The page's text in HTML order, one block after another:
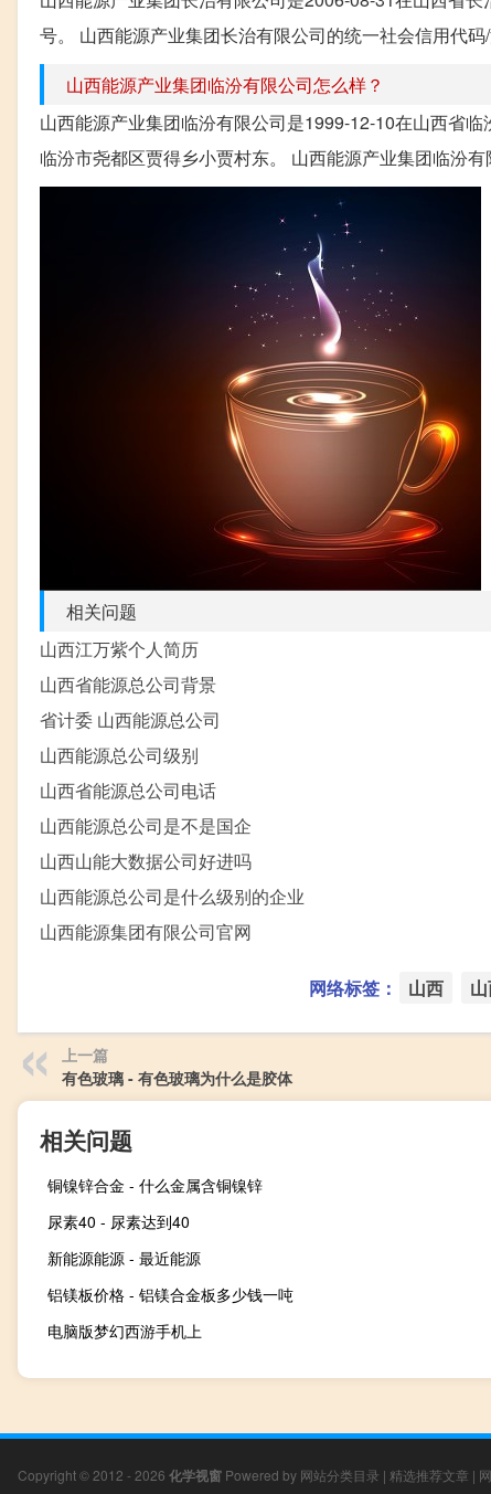
号。 山西能源产业集团长治有限公司的统一社会信用代
山西能源产业集团临汾有限公司怎么样？
山西能源产业集团临汾有限公司是1999-12-10在山西省
临汾市尧都区贾得乡小贾村东。 山西能源产业集团临汾
相关问题
山西江万紫个人简历
山西省能源总公司背景
省计委 山西能源总公司
山西能源总公司级别
山西省能源总公司电话
山西能源总公司是不是国企
山西山能大数据公司好进吗
山西能源总公司是什么级别的企业
山西能源集团有限公司官网
网络标签： 山西
上一篇
有色玻璃 - 有色玻璃为什么是胶体
相关问题
铜镍锌合金 - 什么金属含铜镍锌
尿素40 - 尿素达到40
新能源能源 - 最近能源
铝镁板价格 - 铝镁合金板多少钱一吨
电脑版梦幻西游手机上
Copyright © 2012 - 2026 化学视窗 Powered by 网站分类目录 | 精选推荐文章 |